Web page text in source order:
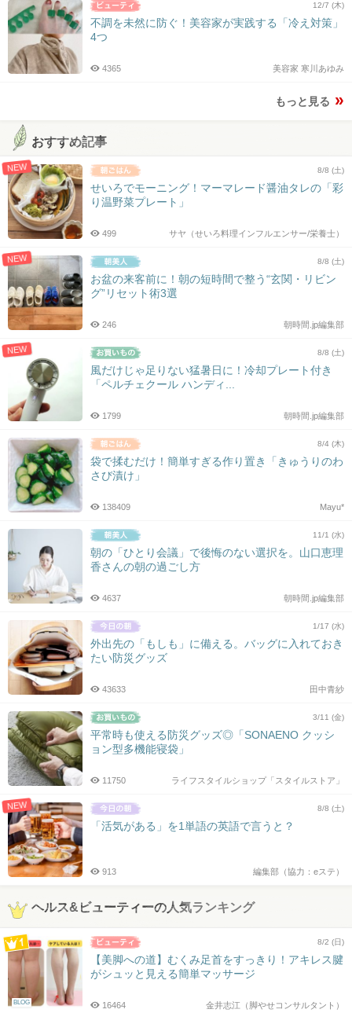
12/7 (木)
不調を未然に防ぐ！美容家が実践する「冷え対策」
4つ
美容家 寒川あゆみ
4365
もっと見る
おすすめ記事
NEW 8/8 (土)
せいろでモーニング！マーマレード醤油タレの「彩
り温野菜プレート」
サヤ（せいろ料理インフルエンサー/栄養士）
499
NEW 8/8 (土)
お盆の来客前に！朝の短時間で整う“玄関・リビン
グ”リセット術3選
朝時間.jp編集部
246
NEW 8/8 (土)
風だけじゃ足りない猛暑日に！冷却プレート付き
「ペルチェクール ハンディ...
朝時間.jp編集部
1799
8/4 (木)
袋で揉むだけ！簡単すぎる作り置き「きゅうりのわ
さび漬け」
Mayu*
138409
11/1 (水)
朝の「ひとり会議」で後悔のない選択を。山口恵理
香さんの朝の過ごし方
朝時間.jp編集部
4637
1/17 (水)
外出先の「もしも」に備える。バッグに入れておき
たい防災グッズ
田中青紗
43633
3/11 (金)
平常時も使える防災グッズ◎「SONAENO クッシ
ョン型多機能寝袋」
ライフスタイルショップ「スタイルストア」
11750
NEW 8/8 (土)
「活気がある」を1単語の英語で言うと？
編集部（協力：eステ）
913
ヘルス&ビューティーの人気ランキング
BLOG
8/2 (日)
【美脚への道】むくみ足首をすっきり！アキレス腱
がシュッと見える簡単マッサージ
金井志江（脚やせコンサルタント）
16464